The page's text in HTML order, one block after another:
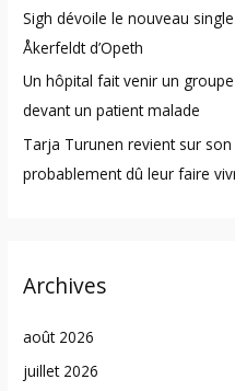
Sigh dévoile le nouveau
Åkerfeldt d’Opeth
Un hôpital fait venir un
devant un patient malade
Tarja Turunen revient sur son
probablement dû leur faire
Archives
août 2026
juillet 2026